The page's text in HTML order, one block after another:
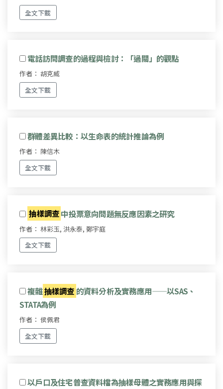
全文下載
電話訪問調查的過程與檢討：「過關」的觀點
作者： 胡克威
全文下載
群體差異比較：以生命表的統計推論為例
作者： 陳信木
全文下載
抽樣調查中投票意向問題無反應因素之研究
作者： 林彩玉, 洪永泰, 鄭宇庭
全文下載
複雜抽樣調查 的資料分析及實務應用——以SAS、
STATA為例
作者： 侯佩君
全文下載
以戶口及住宅普查資料檔為抽樣母體之實務應用與探